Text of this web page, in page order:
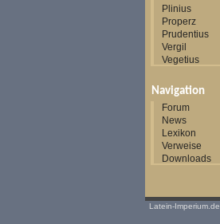
Plinius
Properz
Prudentius
Vergil
Vegetius
Navigation
Forum
News
Lexikon
Verweise
Downloads
Latein-Imperium.de